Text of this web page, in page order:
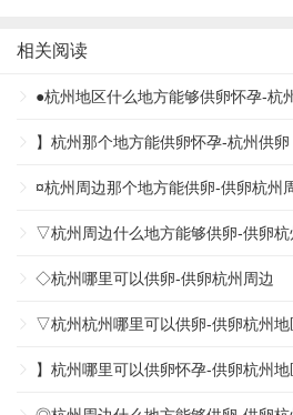
相关阅读
●杭州地区什么地方能够供卵怀孕-杭
】杭州那个地方能供卵怀孕-杭州供卵
¤杭州周边那个地方能供卵-供卵杭州
▽杭州周边什么地方能够供卵-供卵杭
◇杭州哪里可以供卵-供卵杭州周边
▽杭州杭州哪里可以供卵-供卵杭州地
】杭州哪里可以供卵怀孕-供卵杭州地